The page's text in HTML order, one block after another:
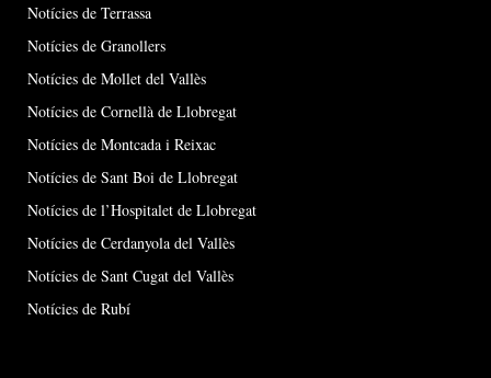
Notícies de Terrassa
Notícies de Granollers
Notícies de Mollet del Vallès
Notícies de Cornellà de Llobregat
Notícies de Montcada i Reixac
Notícies de Sant Boi de Llobregat
Notícies de l’Hospitalet de Llobregat
Notícies de Cerdanyola del Vallès
Notícies de Sant Cugat del Vallès
Notícies de Rubí